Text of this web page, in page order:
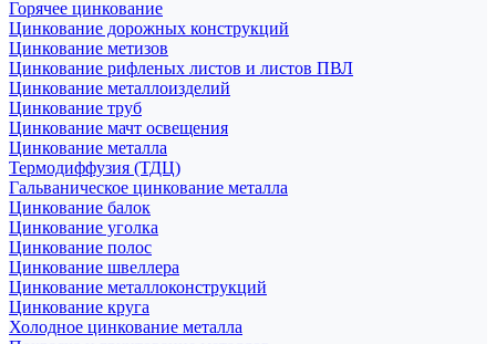
Горячее цинкование
Цинкование дорожных конструкций
Цинкование метизов
Цинкование рифленых листов и листов ПВЛ
Цинкование металлоизделий
Цинкование труб
Цинкование мачт освещения
Цинкование металла
Термодиффузия (ТДЦ)
Гальваническое цинкование металла
Цинкование балок
Цинкование уголка
Цинкование полос
Цинкование швеллера
Цинкование металлоконструкций
Цинкование круга
Холодное цинкование металла